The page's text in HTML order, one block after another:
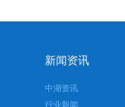
新闻资讯
中湖资讯
行业新闻